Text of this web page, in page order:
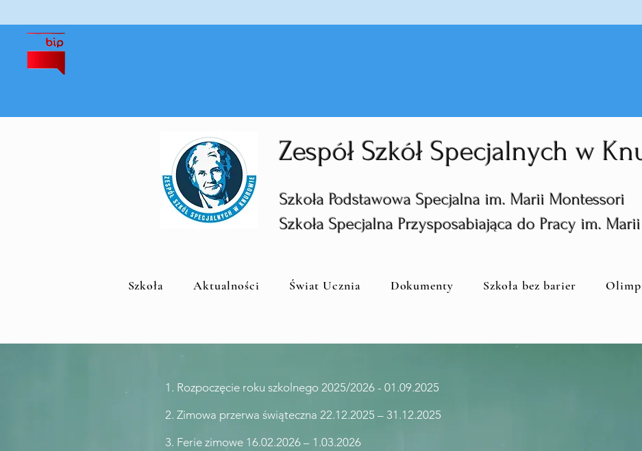
Zespół Szkół Specjalnych w
Szkoła Podstawowa Specjalna im. Marii Montessori
Szkoła Specjalna Przysposabiająca do Pracy im.
Szkoła Aktualności Świat Ucznia Dokumenty Szkoła bez barier
1. Rozpoczęcie roku szkolnego 2025/2026 - 01.09.2025
2. Zimowa przerwa świąteczna 22.12.2025 – 31.12.2025
3. Ferie zimowe 16.02.2026 – 1.03.2026
Szkoła Podstawowa Specjalna im. Marii